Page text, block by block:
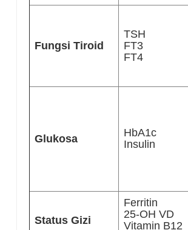
Fungsi Tiroid
TSH
FT3
FT4
Glukosa
HbA1c
Insulin
Status Gizi
Ferritin
25-OH VD
Vitamin B12